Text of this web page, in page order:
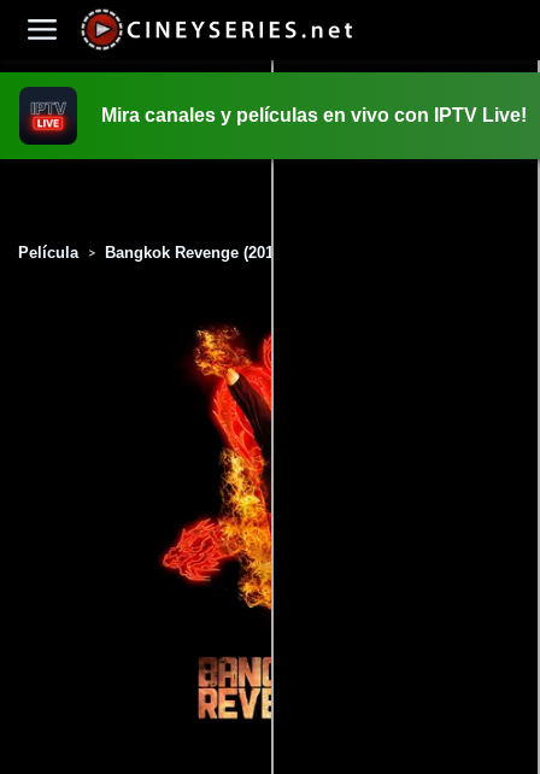
Mira canales y películas en vivo con IPTV Live!
Película > Bangkok Revenge (2011)